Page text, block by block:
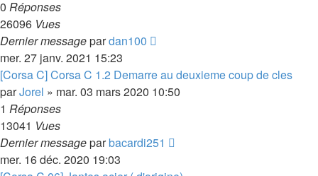
0 Réponses
26096 Vues
Dernier messagepardan100
mer. 27 janv. 2021 15:23
[Corsa C] Corsa C 1.2 Demarre au deuxieme coup de cles
parJorel » mar. 03 mars 2020 10:50
1 Réponses
13041 Vues
Dernier messageparbacardi251
mer. 16 déc. 2020 19:03